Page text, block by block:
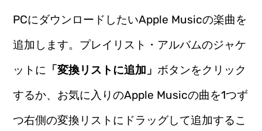
PCにダウンロードしたいApple Musicの楽曲を
追加します。プレイリスト・アルバムのジャケ
ットに 「変換リストに追加」ボタンをクリック
するか、お気に入りのApple Musicの曲を1つず
つ右側の変換リストにドラッグして追加するこ